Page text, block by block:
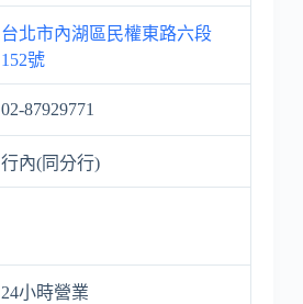
台北市內湖區民權東路六段
152號
02-87929771
行內(同分行)
24小時營業